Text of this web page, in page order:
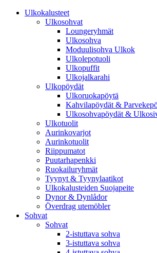
Ulkokalusteet
Ulkosohvat
Loungeryhmät
Ulkosohva
Moduulisohva Ulkok
Ulkolepotuoli
Ulkopuffit
Ulkojalkarahi
Ulkopöydät
Ulkoruokapöytä
Kahvilapöydät &
Ulkosohvapöydät &
Ulkotuolit
Aurinkovarjot
Aurinkotuolit
Riippumatot
Puutarhapenkki
Ruokailuryhmät
Tyynyt & Tyynylaatikot
Ulkokalusteiden Suojapeite
Dynor & Dynlådor
Överdrag utemöbler
Sohvat
Sohvat
2-istuttava sohva
3-istuttava sohva